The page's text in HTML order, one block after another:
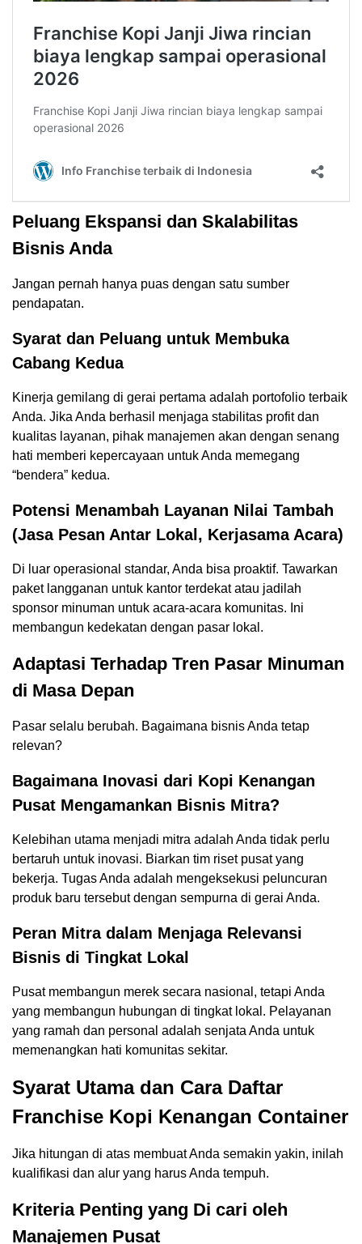
Peluang Ekspansi dan Skalabilitas
Bisnis Anda
Jangan pernah hanya puas dengan satu sumber
pendapatan.
Syarat dan Peluang untuk Membuka
Cabang Kedua
Kinerja gemilang di gerai pertama adalah portofolio terbaik
Anda. Jika Anda berhasil menjaga stabilitas profit dan
kualitas layanan, pihak manajemen akan dengan senang
hati memberi kepercayaan untuk Anda memegang
“bendera” kedua.
Potensi Menambah Layanan Nilai Tambah
(Jasa Pesan Antar Lokal, Kerjasama Acara)
Di luar operasional standar, Anda bisa proaktif. Tawarkan
paket langganan untuk kantor terdekat atau jadilah
sponsor minuman untuk acara-acara komunitas. Ini
membangun kedekatan dengan pasar lokal.
Adaptasi Terhadap Tren Pasar Minuman
di Masa Depan
Pasar selalu berubah. Bagaimana bisnis Anda tetap
relevan?
Bagaimana Inovasi dari Kopi Kenangan
Pusat Mengamankan Bisnis Mitra?
Kelebihan utama menjadi mitra adalah Anda tidak perlu
bertaruh untuk inovasi. Biarkan tim riset pusat yang
bekerja. Tugas Anda adalah mengeksekusi peluncuran
produk baru tersebut dengan sempurna di gerai Anda.
Peran Mitra dalam Menjaga Relevansi
Bisnis di Tingkat Lokal
Pusat membangun merek secara nasional, tetapi Anda
yang membangun hubungan di tingkat lokal. Pelayanan
yang ramah dan personal adalah senjata Anda untuk
memenangkan hati komunitas sekitar.
Syarat Utama dan Cara Daftar
Franchise Kopi Kenangan Container
Jika hitungan di atas membuat Anda semakin yakin, inilah
kualifikasi dan alur yang harus Anda tempuh.
Kriteria Penting yang Di cari oleh
Manajemen Pusat